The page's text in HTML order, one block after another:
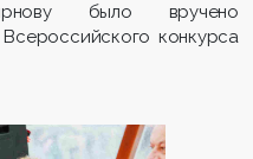
было вручено
конкурса